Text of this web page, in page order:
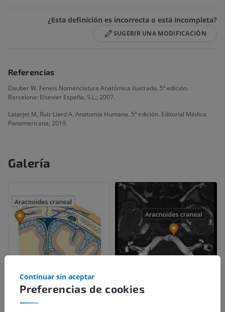
¿Esta definición es incorrecta o está incompleta?
SUGERIR UNA MODIFICACIÓN
Referencias
Dauber W. Feneis Nomenclatura Anatómica ilustrada. 5ª edición.
Barcelona: Elsevier España, S.L.; 2007.
Latarjet M, Ruiz Liard A. Anatomía Humana. 5ª edición. Editorial Médica
Panamericana; 2019.
Galería
Preferencias de cookies
Continuar sin aceptar